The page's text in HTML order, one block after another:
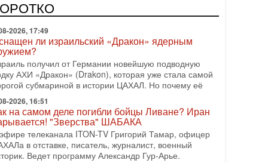
раскладом сил, если арабский список
2026, 17:49
ли израильский «Дракон» ядерным
получил от Германии новейшую подводную
АХИ «Дракон» (Drakon), которая уже стала самой
субмариной в истории ЦАХАЛ. Но почему её
2026, 16:51
на самом деле погибли бойцы Ливане? Иран
"Зверства" ШАБАКА
телеканала ITON-TV Григорий Тамар, офицер
в отставке, писатель, журналист, военный
Ведет программу Александр Гур-Арье.